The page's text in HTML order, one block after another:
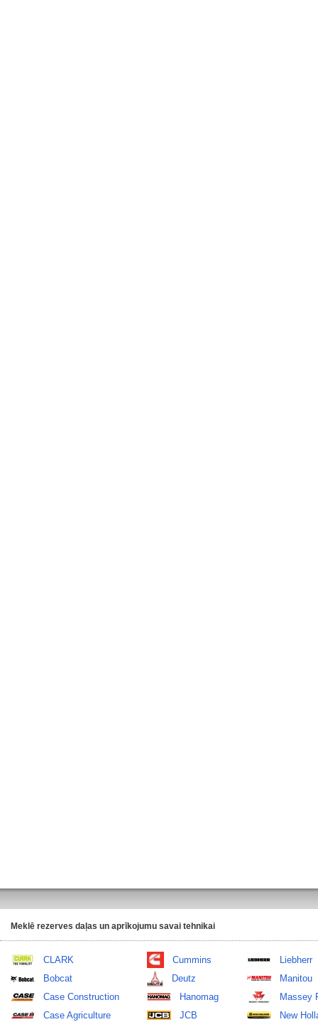
Meklē rezerves daļas un aprīkojumu savai tehnikai
CLARK
Bobcat
Case Construction
Case Agriculture
Cummins
Deutz
Hanomag
JCB
Liebherr
Manitou
Massey
New